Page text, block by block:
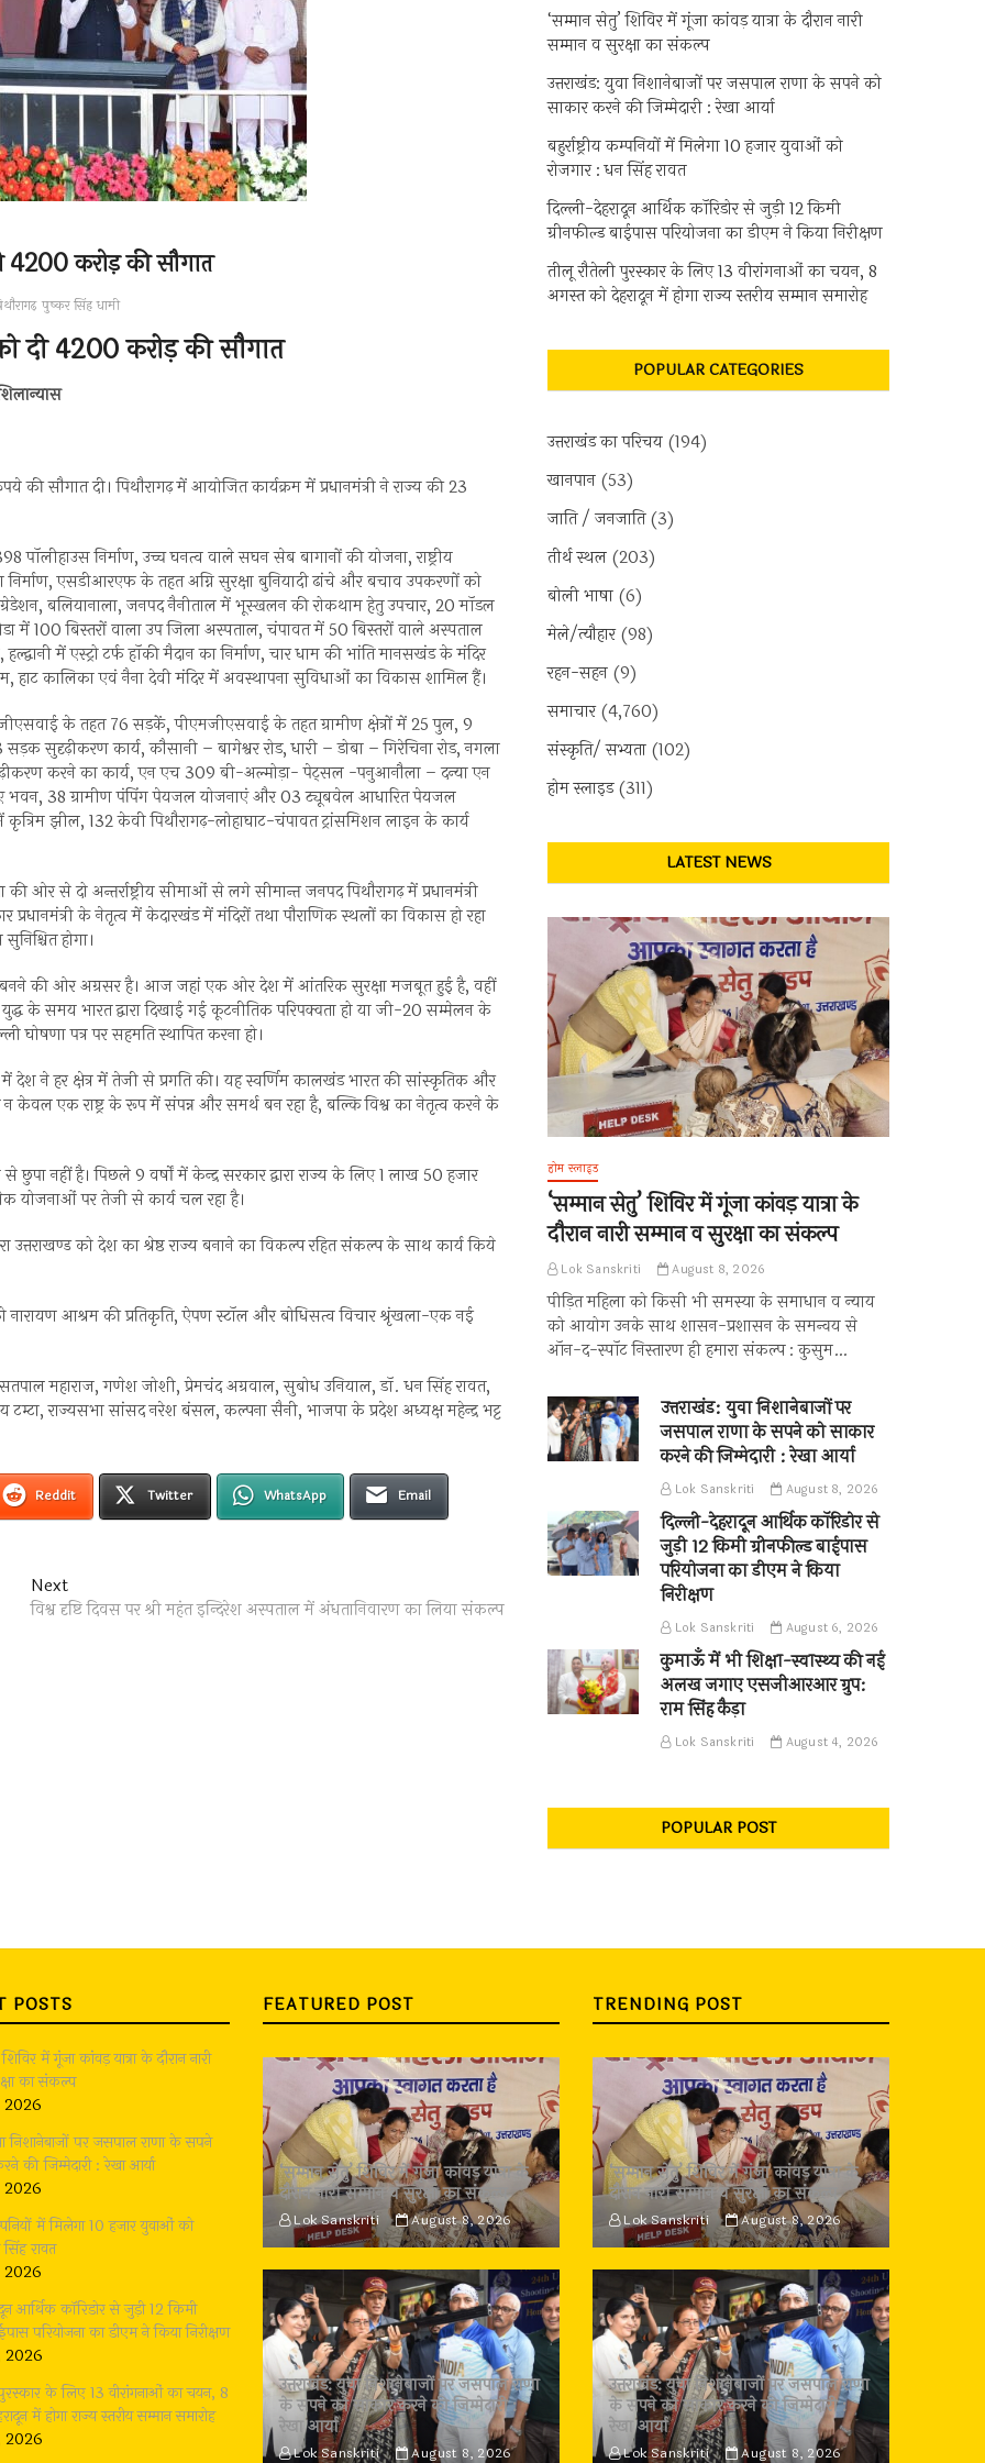
4200 करोड़ की सौगात
पुष्कर सिंह धामी
को दी 4200 करोड़ की सौगात
की सौगात दी। पिथौरागढ़ में आयोजित कार्यक्रम में प्रधानमंत्री ने राज्य की 23
निर्माण, उच्च घनत्व वाले सघन सेब बागानों की योजना, राष्ट्रीय
एसडीआरएफ के तहत अग्नि सुरक्षा बुनियादी ढांचे और बचाव उपकरणों को
बलियानाला, जनपद नैनीताल में भूस्खलन की रोकथाम हेतु उपचार, 20 मॉडल
में 100 बिस्तरों वाला उप जिला अस्पताल, चंपावत में 50 बिस्तरों वाले अस्पताल
में एस्ट्रो टर्फ हॉकी मैदान का निर्माण, चार धाम की भांति मानसखंड के मंदिर
हाट कालिका एवं नैना देवी मंदिर में अवस्थापना सुविधाओं का विकास शामिल हैं।
के तहत 76 सड़कें, पीएमजीएसवाई के तहत ग्रामीण क्षेत्रों में 25 पुल, 9
सुदृढ़ीकरण कार्य, कौसानी – बागेश्वर रोड, धारी – डोबा – गिरेचिना रोड, नगला
करने का कार्य, एन एच 309 बी-अल्मोड़ा- पेट्सल -पनुआनौला – दन्या एन
38 ग्रामीण पंपिंग पेयजल योजनाएं और 03 ट्यूबवेल आधारित पेयजल
झील, 132 केवी पिथौरागढ़-लोहाघाट-चंपावत ट्रांसमिशन लाइन के कार्य
ओर से दो अन्तर्राष्ट्रीय सीमाओं से लगे सीमान्त जनपद पिथौरागढ़ में प्रधानमंत्री
प्रधानमंत्री के नेतृत्व में केदारखंड में मंदिरों तथा पौराणिक स्थलों का विकास हो रहा
होगा।
बनने की ओर अग्रसर है। आज जहां एक ओर देश में आंतरिक सुरक्षा मजबूत हुई है, वहीं
के समय भारत द्वारा दिखाई गई कूटनीतिक परिपक्वता हो या जी-20 सम्मेलन के
पत्र पर सहमति स्थापित करना हो।
में देश ने हर क्षेत्र में तेजी से प्रगति की। यह स्वर्णिम कालखंड भारत की सांस्कृतिक और
एक राष्ट्र के रूप में संपन्न और समर्थ बन रहा है, बल्कि विश्व का नेतृत्व करने के
छुपा नहीं है। पिछले 9 वर्षों में केन्द्र सरकार द्वारा राज्य के लिए 1 लाख 50 हजार
योजनाओं पर तेजी से कार्य चल रहा है।
उत्तराखण्ड को देश का श्रेष्ठ राज्य बनाने का विकल्प रहित संकल्प के साथ कार्य किये
नारायण आश्रम की प्रतिकृति, ऐपण स्टॉल और बोधिसत्व विचार श्रृंखला-एक नई
महाराज, गणेश जोशी, प्रेमचंद अग्रवाल, सुबोध उनियाल, डॉ. धन सिंह रावत,
राज्यसभा सांसद नरेश बंसल, कल्पना सैनी, भाजपा के प्रदेश अध्यक्ष महेन्द्र भट्ट
Reddit Twitter WhatsApp Email
NextNext
post:
विश्व दृष्टि दिवस पर श्री महंत इन्दिरेश अस्पताल में अंधतानिवारण का लिया संकल्प
‘सम्मान सेतु’ शिविर में गूंजा कांवड़ यात्रा के दौरान नारी
सम्मान व सुरक्षा का संकल्प
उत्तराखंड: युवा निशानेबाजों पर जसपाल राणा के सपने को
साकार करने की जिम्मेदारी : रेखा आर्या
बहुर्राष्ट्रीय कम्पनियों में मिलेगा 10 हजार युवाओं को
रोजगार : धन सिंह रावत
दिल्ली-देहरादून आर्थिक कॉरिडोर से जुड़ी 12 किमी
ग्रीनफील्ड बाईपास परियोजना का डीएम ने किया निरीक्षण
तीलू रौतेली पुरस्कार के लिए 13 वीरांगनाओं का चयन, 8
अगस्त को देहरादून में होगा राज्य स्तरीय सम्मान समारोह
POPULAR CATEGORIES
उत्तराखंड का परिचय (194)
खानपान (53)
जाति / जनजाति(3)
तीर्थ स्थल (203)
बोली भाषा (6)
मेले/त्यौहार(98)
रहन-सहन (9)
समाचार(4,760)
संस्कृति/ सभ्यता (102)
होम स्लाइड(311)
LATEST NEWS
होम स्लाइड
‘सम्मान सेतु’ शिविर में गूंजा कांवड़ यात्रा के
दौरान नारी सम्मान व सुरक्षा का संकल्प
Lok Sanskriti August 8, 2026
पीड़ित महिला को किसी भी समस्या के समाधान व न्याय
को आयोग उनके साथ शासन-प्रशासन के समन्वय से
ऑन-द-स्पॉट निस्तारण ही हमारा संकल्प : कुसुम…
उत्तराखंड: युवा निशानेबाजों पर
जसपाल राणा के सपने को साकार
करने की जिम्मेदारी : रेखा आर्या
Lok Sanskriti August 8, 2026
दिल्ली-देहरादून आर्थिक कॉरिडोर से
जुड़ी 12 किमी ग्रीनफील्ड बाईपास
परियोजना का डीएम ने किया
निरीक्षण
Lok Sanskriti August 6, 2026
कुमाऊँ में भी शिक्षा-स्वास्थ्य की नई
अलख जगाए एसजीआरआर ग्रुप:
राम सिंह कैड़ा
Lok Sanskriti August 4, 2026
POPULAR POST
POSTS
में गूंजा कांवड़ यात्रा के दौरान नारी
का संकल्प
2026
निशानेबाजों पर जसपाल राणा के सपने
की जिम्मेदारी : रेखा आर्या
2026
में मिलेगा 10 हजार युवाओं को
रावत
2026
आर्थिक कॉरिडोर से जुड़ी 12 किमी
परियोजना का डीएम ने किया निरीक्षण
2026
के लिए 13 वीरांगनाओं का चयन, 8
में होगा राज्य स्तरीय सम्मान समारोह
2026
FEATURED POST
‘सम्मान सेतु’ शिविर में गूंजा कांवड़ यात्रा के
दौरान नारी सम्मान व सुरक्षा का संकल्प
Lok Sanskriti August 8, 2026
उत्तराखंड: युवा निशानेबाजों पर जसपाल राणा
के सपने को साकार करने की जिम्मेदारी :
रेखा आर्या
Lok Sanskriti August 8, 2026
TRENDING POST
‘सम्मान सेतु’ शिविर में गूंजा कांवड़ यात्रा के
दौरान नारी सम्मान व सुरक्षा का संकल्प
Lok Sanskriti August 8, 2026
उत्तराखंड: युवा निशानेबाजों पर जसपाल राणा
के सपने को साकार करने की जिम्मेदारी :
रेखा आर्या
Lok Sanskriti August 8, 2026